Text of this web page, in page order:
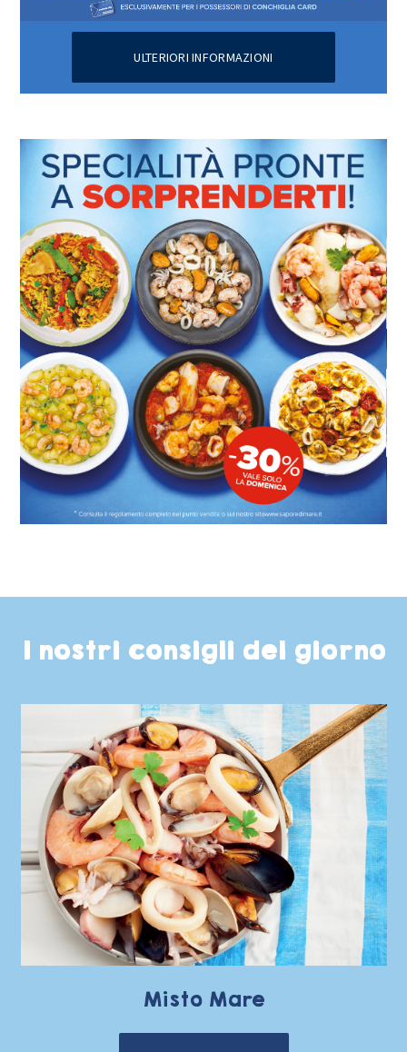
ULTERIORI INFORMAZIONI
I nostri consigli del giorno
Misto Mare